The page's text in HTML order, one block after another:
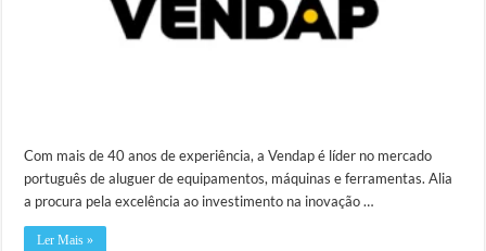
Com mais de 40 anos de experiência, a Vendap é líder no mercado
português de aluguer de equipamentos, máquinas e ferramentas. Alia
a procura pela excelência ao investimento na inovação …
Ler Mais »